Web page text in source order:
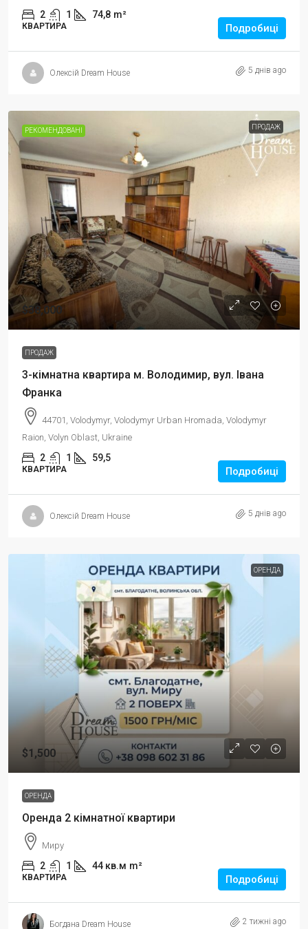
2 1 74,8 m²
КВАРТИРА Подробиці
Олексій Dream House 5 днів ago
РЕКОМЕНДОВАНІ ПРОДАЖ
$38,000
ПРОДАЖ
3-кімнатна квартира м. Володимир, вул. Івана
Франка
44701, Volodymyr, Volodymyr Urban Hromada, Volodymyr
Raion, Volyn Oblast, Ukraine
2 1 59,5
КВАРТИРА Подробиці
Олексій Dream House 5 днів ago
ОРЕНДА
$1,500
ОРЕНДА
Оренда 2 кімнатної квартири
Миру
2 1 44 кв.м m²
КВАРТИРА Подробиці
Богдана Dream House 2 тижні ago